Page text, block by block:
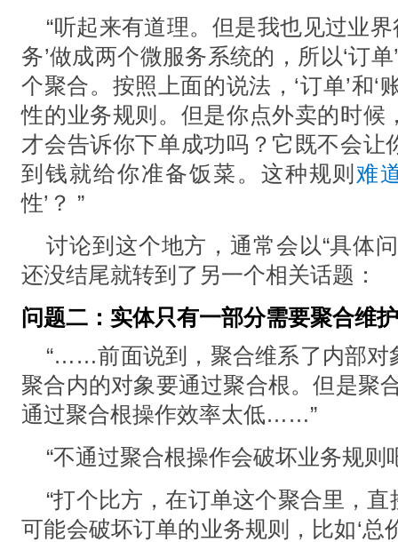
“听起来有道理。但是我也⻅过业界
务’做成两个微服务系统的，所以‘订单
个聚合。按照上⾯的说法，‘订单’和‘
性的业务规则。但是你点外卖的时候
才会告诉你下单成功吗？它既不会让
到钱就给你准备饭菜。这种规则难
性’？ ”
讨论到这个地方，通常会以“具体
还没结尾就转到了另一个相关话题：
问题二：实体只有一部分需要聚合维
“……前⾯说到，聚合维系了内部对
聚合内的对象要通过聚合根。但是聚
通过聚合根操作效率太低……”
“不通过聚合根操作会破坏业务规则
“打个⽐⽅，在订单这个聚合⾥，
可能会破坏订单的业务规则，⽐如‘总